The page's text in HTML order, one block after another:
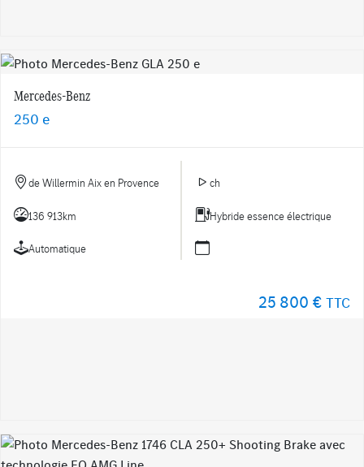
Mercedes-Benz
250 e
de Willermin Aix en Provence ch
136 913km Hybride essence électrique
Automatique
25 800 € TTC